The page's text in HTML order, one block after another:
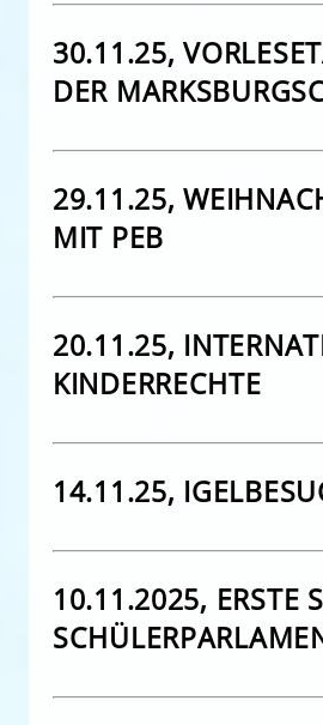
30.11.25,
DER
29.11.25,
MIT PEB
20.11.25,
KINDERRECHTE
14.11.25,
10.11.2025, ERSTE